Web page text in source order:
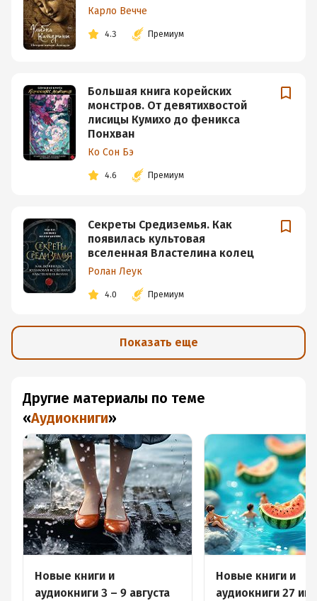
Карло Вечче
4.3 Премиум
Большая книга корейских
монстров. От девятихвостой
лисицы Кумихо до феникса
Понхван
Ко Сон Бэ
4.6 Премиум
Секреты Средиземья. Как
появилась культовая
вселенная Властелина колец
Ролан Леук
4.0 Премиум
Показать еще
Другие материалы по теме
«Аудиокниги»
Новые книги и
аудиокниги 3 – 9 августа
Новые книги и
аудиокниги 27